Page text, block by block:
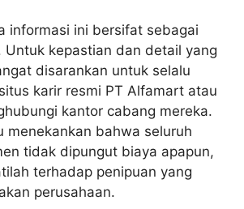
informasi ini bersifat sebagai
Untuk kepastian dan detail yang
disarankan untuk selalu
karir resmi PT Alfamart atau
kantor cabang mereka.
menekankan bahwa seluruh
tidak dipungut biaya apapun,
terhadap penipuan yang
perusahaan.